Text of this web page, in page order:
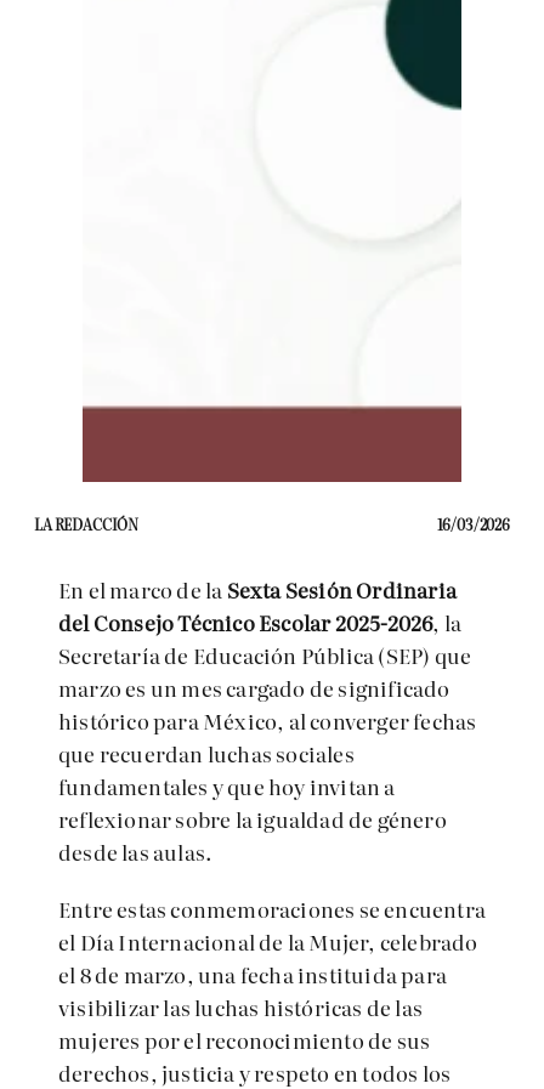
LA REDACCIÓN 16/03/2026
En el marco de la Sexta Sesión Ordinaria
del Consejo Técnico Escolar 2025-2026, la
Secretaría de Educación Pública (SEP) que
marzo es un mes cargado de significado
histórico para México, al converger fechas
que recuerdan luchas sociales
fundamentales y que hoy invitan a
reflexionar sobre la igualdad de género
desde las aulas.
Entre estas conmemoraciones se encuentra
el Día Internacional de la Mujer, celebrado
el 8 de marzo, una fecha instituida para
visibilizar las luchas históricas de las
mujeres por el reconocimiento de sus
derechos, justicia y respeto en todos los